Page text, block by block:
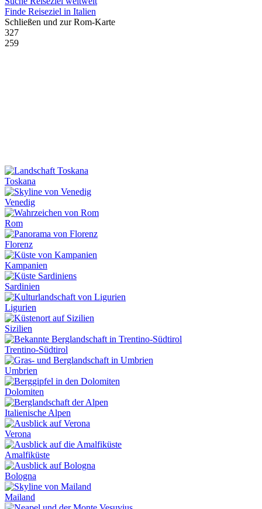
Finde Reiseziel in Italien
Schließen und zur Rom-Karte
327
259
Toskana
Venedig
Rom
Florenz
Kampanien
Sardinien
Ligurien
Sizilien
Trentino-Südtirol
Umbrien
Dolomiten
Italienische Alpen
Verona
Amalfiküste
Bologna
Mailand